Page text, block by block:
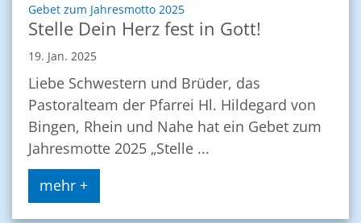
Gebet zum Jahresmotto 2025:
Stelle Dein Herz fest in Gott!
19. Jan. 2025
Liebe Schwestern und Brüder, das
Pastoralteam der Pfarrei Hl. Hildegard von
Bingen, Rhein und Nahe hat ein Gebet zum
Jahresmotte 2025 „Stelle ...
mehr +